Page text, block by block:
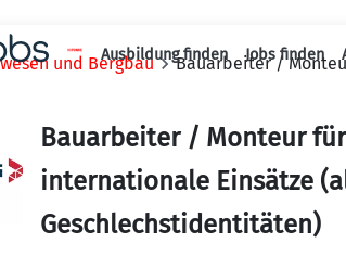
Ausbildung finden Jobs finden
und Bergbau Bauarbeiter /
Bauarbeiter / Monteur für
internationale Einsätze
Geschlechstidentitäten)